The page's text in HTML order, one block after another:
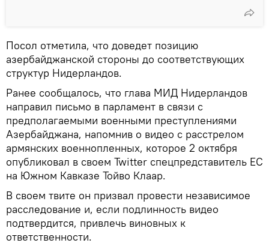
Посол отметила, что доведет позицию
азербайджанской стороны до соответствующих
структур Нидерландов.
Ранее сообщалось, что глава МИД Нидерландов
направил письмо в парламент в связи с
предполагаемыми военными преступлениями
Азербайджана, напомнив о видео с расстрелом
армянских военнопленных, которое 2 октября
опубликовал в своем Twitter спецпредставитель ЕС
на Южном Кавказе Тойво Клаар.
В своем твите он призвал провести независимое
расследование и, если подлинность видео
подтвердится, привлечь виновных к
ответственности.